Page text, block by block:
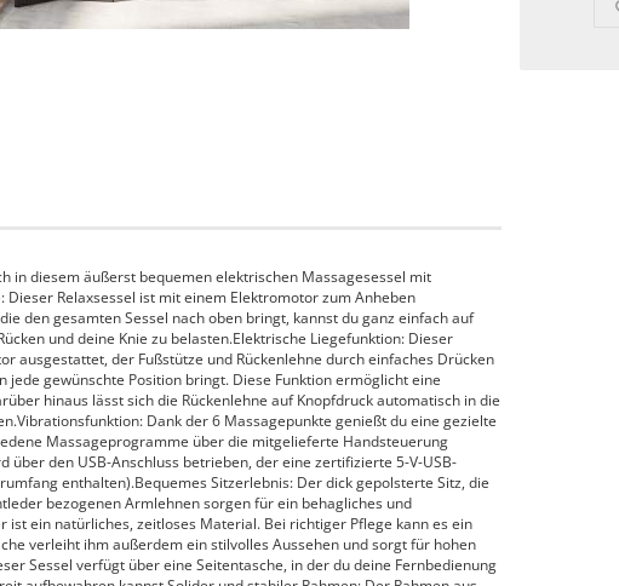
in diesem äußerst bequemen elektrischen Massagesessel mit
Relaxsessel ist mit einem Elektromotor zum Anheben
den gesamten Sessel nach oben bringt, kannst du ganz einfach auf
und deine Knie zu belasten.Elektrische Liegefunktion: Dieser
ausgestattet, der Fußstütze und Rückenlehne durch einfaches Drücken
jede gewünschte Position bringt. Diese Funktion ermöglicht eine
hinaus lässt sich die Rückenlehne auf Knopfdruck automatisch in die
Dank der 6 Massagepunkte genießt du eine gezielte
Massageprogramme über die mitgelieferte Handsteuerung
über den USB-Anschluss betrieben, der eine zertifizierte 5-V-USB-
enthalten).Bequemes Sitzerlebnis: Der dick gepolsterte Sitz, die
bezogenen Armlehnen sorgen für ein behagliches und
ist ein natürliches, zeitloses Material. Bei richtiger Pflege kann es ein
verleiht ihm außerdem ein stilvolles Aussehen und sorgt für hohen
Sessel verfügt über eine Seitentasche, in der du deine Fernbedienung